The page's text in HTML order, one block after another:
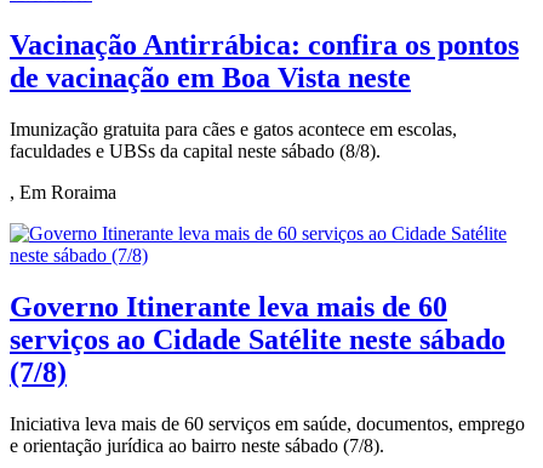
Vacinação Antirrábica: confira os pontos
de vacinação em Boa Vista neste
Imunização gratuita para cães e gatos acontece em escolas,
faculdades e UBSs da capital neste sábado (8/8).
, Em Roraima
Governo Itinerante leva mais de 60
serviços ao Cidade Satélite neste sábado
(7/8)
Iniciativa leva mais de 60 serviços em saúde, documentos, emprego
e orientação jurídica ao bairro neste sábado (7/8).